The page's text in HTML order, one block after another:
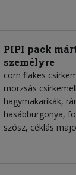
PIPI pack
személyre
corn flakes
morzsás
hagymakarikák,
hasábburgonya,
szósz, céklás